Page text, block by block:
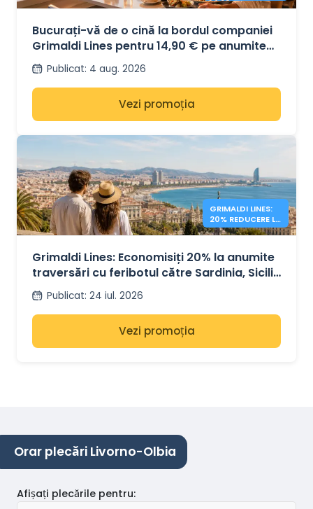
14,90 €
Bucurați-vă de o cină la bordul companiei
Grimaldi Lines pentru 14,90 € pe anumite
rutePublicat: 4 aug. 2026
Vezi promoția
GRIMALDI LINES:
20% REDUCERE LA
FERIBOTURILE DIN
Grimaldi Lines: Economisiți 20% la anumite
traversări cu feribotul către Sardinia, Sicilia
și Spania
Publicat: 24 iul. 2026
Vezi promoția
Orar plecări Livorno-Olbia
Afișați plecările pentru: